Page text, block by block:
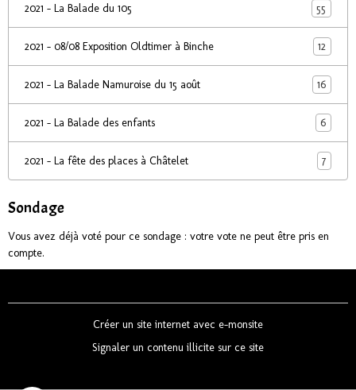
2021 - La Balade du 105 55
2021 - 08/08 Exposition Oldtimer à Binche 12
2021 - La Balade Namuroise du 15 août 16
2021 - La Balade des enfants 6
2021 - La fête des places à Châtelet 7
Sondage
Vous avez déjà voté pour ce sondage : votre vote ne peut être pris en
compte.
Créer un site internet avec e-monsite
Signaler un contenu illicite sur ce site